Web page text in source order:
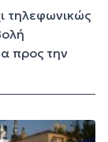
τηλεφωνικώς
προς την